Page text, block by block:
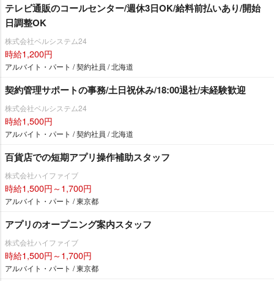
テレビ通販のコールセンター/週休3日OK/給料前払いあり/開始
日調整OK
株式会社ベルシステム24
時給1,200円
アルバイト・パート / 契約社員 / 北海道
契約管理サポートの事務/土日祝休み/18:00退社/未経験歓迎
株式会社ベルシステム24
時給1,500円
アルバイト・パート / 契約社員 / 北海道
百貨店での短期アプリ操作補助スタッフ
株式会社ハイファイブ
時給1,500円～1,700円
アルバイト・パート / 東京都
アプリのオープニング案内スタッフ
株式会社ハイファイブ
時給1,500円～1,700円
アルバイト・パート / 東京都